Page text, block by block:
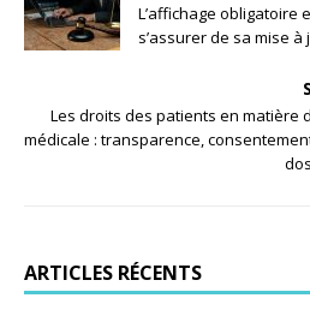
L’affichage obligatoire
s’assurer de sa mise
Les droits des patients en matière
médicale : transparence,
ARTICLES RÉCENTS